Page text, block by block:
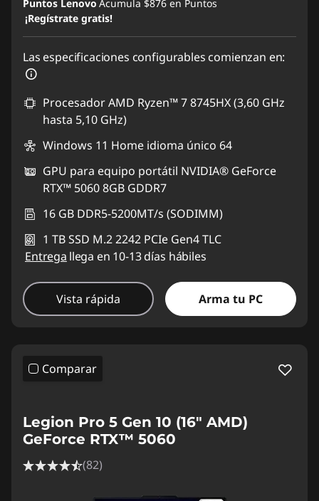
Puntos Lenovo Acumula $876 en Puntos
¡Regístrate gratis!
Las especificaciones configurables comienzan en:
Procesador AMD Ryzen™ 7 8745HX (3,60 GHz
hasta 5,10 GHz)
Windows 11 Home idioma único 64
GPU para equipo portátil NVIDIA® GeForce
RTX™ 5060 8GB GDDR7
16 GB DDR5-5200MT/s (SODIMM)
1 TB SSD M.2 2242 PCIe Gen4 TLC
Entrega llega en 10-13 días hábiles
Vista rápida Arma tu PC
Comparar
Legion Pro 5 Gen 10 (16" AMD)
GeForce RTX™ 5060
(82)